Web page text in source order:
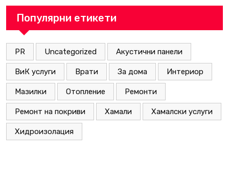
Популярни етикети
PR Uncategorized Акустични панели
ВиК услуги Врати За дома Интериор
Мазилки Отопление Ремонти
Ремонт на покриви Хамали Хамалски услуги
Хидроизолация